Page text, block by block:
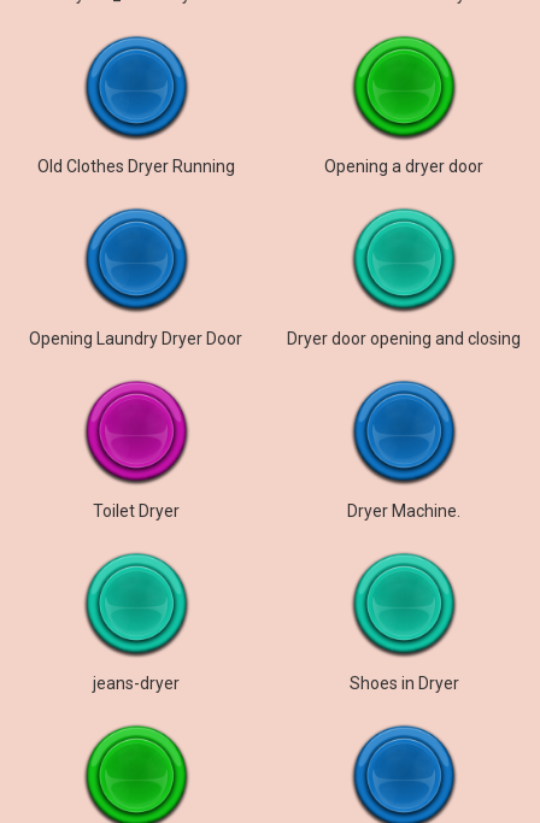
Old Clothes Dryer Running Opening a dryer door
Opening Laundry Dryer Door Dryer door opening and closing
Toilet Dryer Dryer Machine.
jeans-dryer Shoes in Dryer